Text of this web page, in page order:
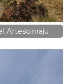
Artesonraju